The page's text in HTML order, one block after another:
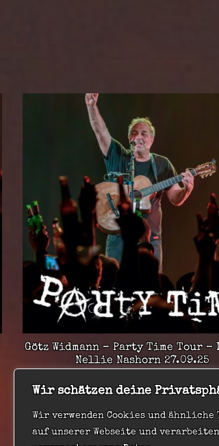
Wir schätzen deine
Wir verwenden Cookies und ähnliche
auf unserer Webseite und verarbeiten
Götz Widmann – Party Time Tour –
Nellie Nashorn 27.09.25
20,00€